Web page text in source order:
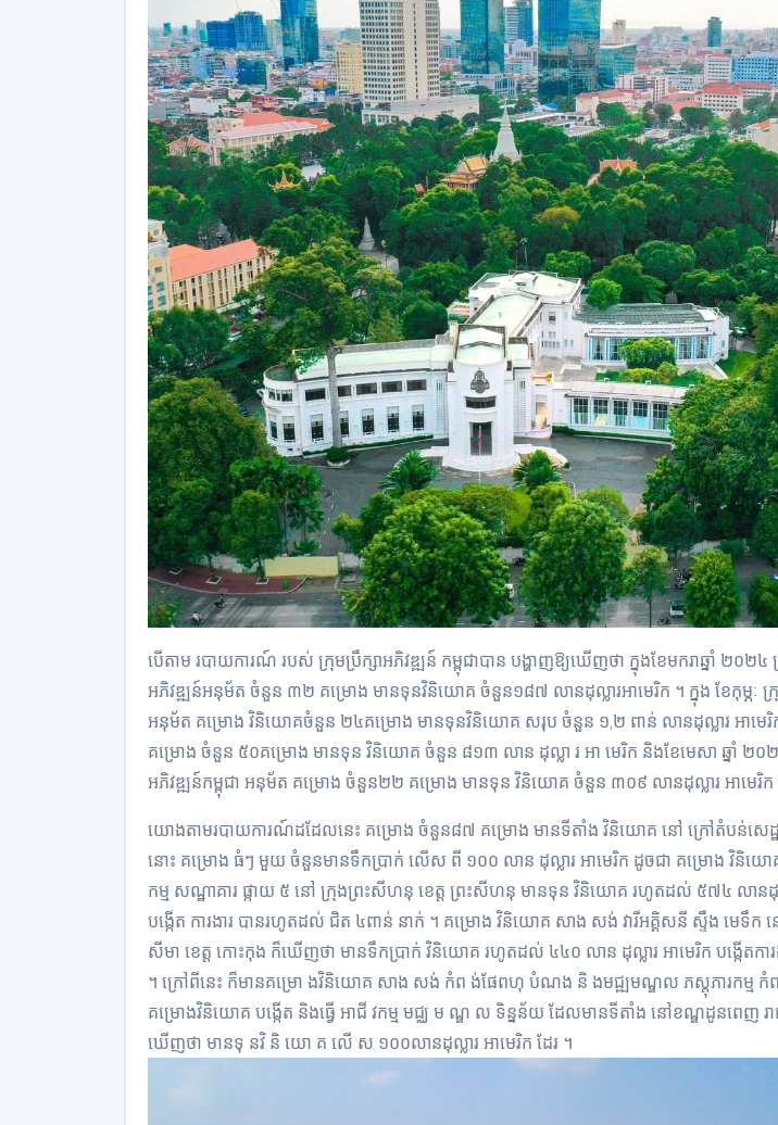
បើតាម របាយការណ៍ របស់ ក្រុមប្រឹក្សាអភិវឌ្ឍន៍ កម្ពុជាបាន បង្ហាញឱ្យឃើញថា ក្នុងខែមករាឆ្នាំ ២០២៤
អភិវឌ្ឍន៍អនុម័ត ចំនួន ៣២ គម្រោង មានទុនវិនិយោគ ចំនួន១៨៧ លានដុល្លារអាមេរិក ។ ក្នុង ខែកុម្ភៈ ក្រុ
អនុម័ត គម្រោង វិនិយោគចំនួន ២៤គម្រោង មានទុនវិនិយោគ សរុប ចំនួន ១,២ ពាន់ លានដុល្លារ អាមេរិ
គម្រោង ចំនួន ៥០គម្រោង មានទុន វិនិយោគ ចំនួន ៨១៣ លាន ដុល្លា រ អា មេរិក និងខែមេសា ឆ្នាំ ២០២
អភិវឌ្ឍន៍កម្ពុជា អនុម័ត គម្រោង ចំនួន២២ គម្រោង មានទុន វិនិយោគ ចំនួន ៣០៩ លានដុល្លារ អាមេរិក
យោងតាមរបាយការណ៍ដដែលនេះ គម្រោង ចំនួន៨៧ គម្រោង មានទីតាំង វិនិយោគ នៅ ក្រៅតំបន់សេដ្ឋ
នោះ គម្រោង ធំៗ មួយ ចំនួនមានទឹកប្រាក់ លើស ពី ១០០ លាន ដុល្លារ អាមេរិក ដូចជា គម្រោង វិនិយោគប
កម្ម សណ្ឋាគារ ផ្កាយ ៥ នៅ ក្រុងព្រះសីហនុ ខេត្ត ព្រះសីហនុ មានទុន វិនិយោគ រហូតដល់ ៥៧៤ លានដុល្
បង្កើត ការងារ បានរហូតដល់ ជិត ៤ពាន់ នាក់ ។ គម្រោង វិនិយោគ សាង សង់ វារីអគ្គិសនី ស្ទឹង មេទឹ
សីមា ខេត្ត កោះកុង ក៏ឃើញថា មានទឹកប្រាក់ វិនិយោគ រហូតដល់ ៤៤០ លាន ដុល្លារ អាមេរិក បង្កើតកា
។ ក្រៅពីនេះ ក៏មានគម្រោ ងវិនិយោគ សាង សង់ កំព ង់ផែពហុ បំណង និ ងមជ្ឍមណ្ឌល ភស្តុភារកម្ម កំព
គម្រោងវិនិយោគ បង្កើត និងធ្វើ អាជី វកម្ម មជ្ឈ ម ណ្ឌ ល ទិន្នន័យ ដែលមានទីតាំង នៅខណ្ឌដូនពេញ រ
ឃើញថា មានទុ នវិ និ យោ គ លើ ស ១០០លានដុល្លារ អាមេរិក ដែរ ។